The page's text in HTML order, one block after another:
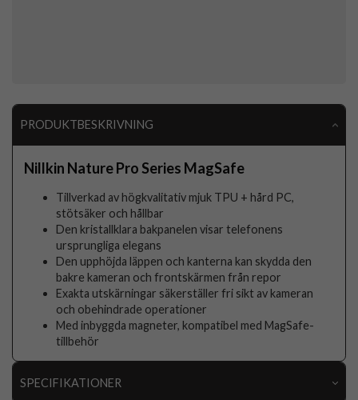
PRODUKTBESKRIVNING
Nillkin Nature Pro Series MagSafe
Tillverkad av högkvalitativ mjuk TPU + hård PC,
stötsäker och hållbar
Den kristallklara bakpanelen visar telefonens
ursprungliga elegans
Den upphöjda läppen och kanterna kan skydda den
bakre kameran och frontskärmen från repor
Exakta utskärningar säkerställer fri sikt av kameran
och obehindrade operationer
Med inbyggda magneter, kompatibel med MagSafe-
tillbehör
SPECIFIKATIONER